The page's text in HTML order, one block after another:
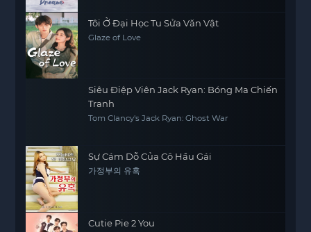
Tôi Ở Đại Học Tu Sửa Văn Vật
Glaze of Love
Siêu Điệp Viên Jack Ryan: Bóng Ma Chiến
Tranh
Tom Clancy's Jack Ryan: Ghost War
Sự Cám Dỗ Của Cô Hầu Gái
가정부의 유혹
Cutie Pie 2 You